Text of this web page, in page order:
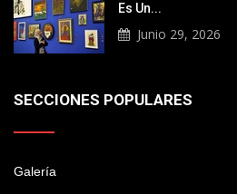
Es Un...
Junio 29, 2026
SECCIONES POPULARES
Galería